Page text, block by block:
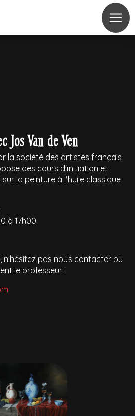
Jos Van de Ven
la société des artistes français
des cours d'initiation et
la peinture à l'huile classique
à 17h00
n'hésitez pas nous contacter ou
le professeur :